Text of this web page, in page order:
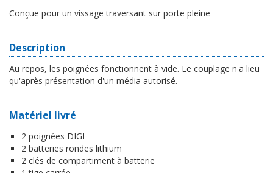
Conçue pour un vissage traversant sur porte pleine
Description
Au repos, les poignées fonctionnent à vide. Le couplage n'a lieu
qu'après présentation d'un média autorisé.
Matériel livré
2 poignées DIGI
2 batteries rondes lithium
2 clés de compartiment à batterie